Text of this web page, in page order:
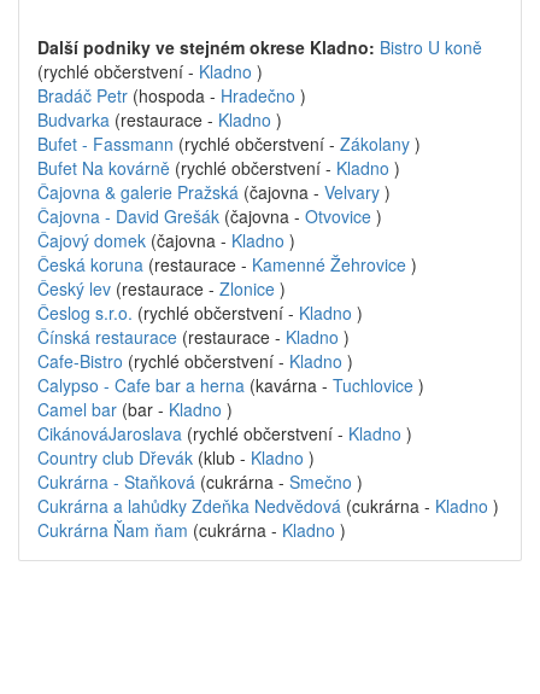
Další podniky ve stejném okrese Kladno: Bistro U koně
(rychlé občerstvení - Kladno )
Bradáč Petr (hospoda - Hradečno )
Budvarka (restaurace - Kladno )
Bufet - Fassmann (rychlé občerstvení - Zákolany )
Bufet Na kovárně (rychlé občerstvení - Kladno )
Čajovna & galerie Pražská (čajovna - Velvary )
Čajovna - David Grešák (čajovna - Otvovice )
Čajový domek (čajovna - Kladno )
Česká koruna (restaurace - Kamenné Žehrovice )
Český lev (restaurace - Zlonice )
Česlog s.r.o. (rychlé občerstvení - Kladno )
Čínská restaurace (restaurace - Kladno )
Cafe-Bistro (rychlé občerstvení - Kladno )
Calypso - Cafe bar a herna (kavárna - Tuchlovice )
Camel bar (bar - Kladno )
CikánováJaroslava (rychlé občerstvení - Kladno )
Country club Dřevák (klub - Kladno )
Cukrárna - Staňková (cukrárna - Smečno )
Cukrárna a lahůdky Zdeňka Nedvědová (cukrárna - Kladno )
Cukrárna Ňam ňam (cukrárna - Kladno )